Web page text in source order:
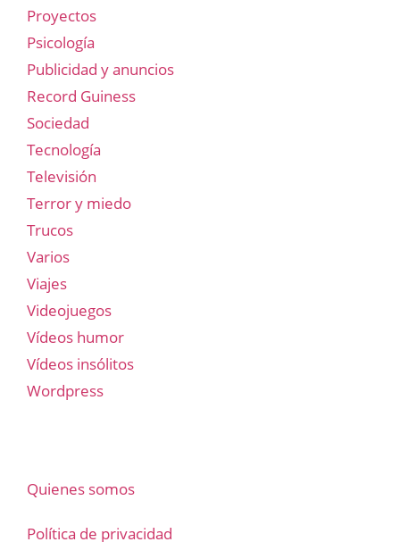
Proyectos
Psicología
Publicidad y anuncios
Record Guiness
Sociedad
Tecnología
Televisión
Terror y miedo
Trucos
Varios
Viajes
Videojuegos
Vídeos humor
Vídeos insólitos
Wordpress
Quienes somos
Política de privacidad